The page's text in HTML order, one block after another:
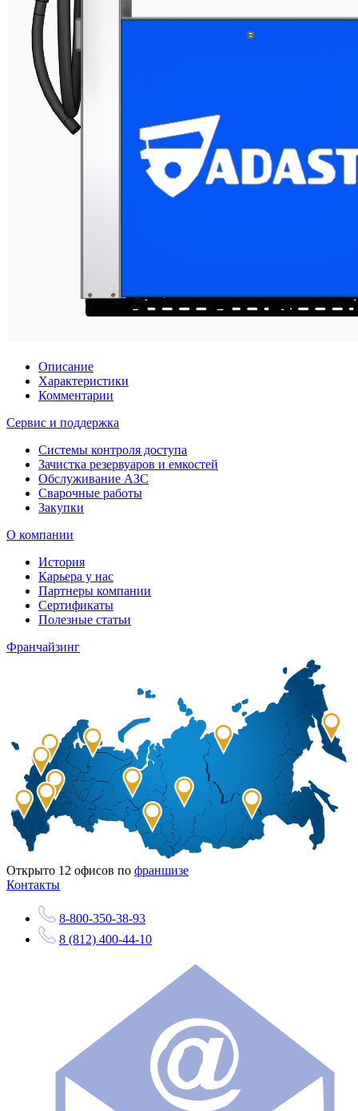
Описание
Характеристики
Комментарии
Сервис и поддержка
Системы контроля доступа
Зачистка резервуаров и емкостей
Обслуживание АЗС
Сварочные работы
Закупки
О компании
История
Карьера у нас
Партнеры компании
Сертификаты
Полезные статьи
Франчайзинг
Открыто 12 офисов по франшизе
Контакты
8-800-350-38-93
8 (812) 400-44-10